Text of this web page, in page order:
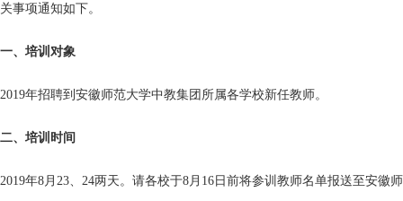
关事项通知如下。
一、培训对象
2019年招聘到安徽师范大学中教集团所属各学校新任教师。
二、培训时间
2019年8月23、24两天。请各校于8月16日前将参训教师名单报送至安徽师